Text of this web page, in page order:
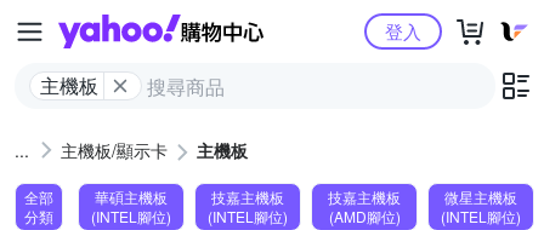
Yahoo購物中心
主機板
登入
主機板/顯示卡 主機板
全部
分類
華碩主機板
(INTEL腳位)
技嘉主機板
(INTEL腳位)
技嘉主機板
(AMD腳位)
微星主機板
(INTEL腳位)